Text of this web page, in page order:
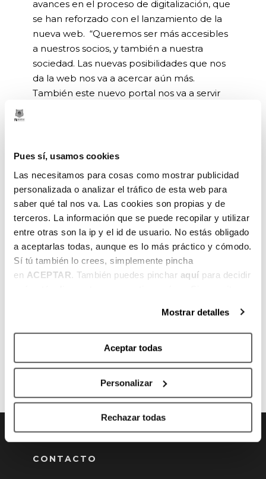
Pues sí, usamos cookies
Las necesitamos para cosas como mostrar publicidad
personalizada o analizar el tráfico de esta web para
saber qué tal nos va. Las cookies son propias y de
terceros. La información que se puede recopilar y utilizar
entre otras son la ip y el id de usuario. No estás obligado
a aceptarlas todas, aunque es lo más práctico y cómodo.
Sí tú también lo crees, simplemente pincha
en ACEPTAR . También puedes pinchar aquí para decidir
Mostrar detalles
Aceptar todas
Personalizar
Rechazar todas
avances en el proceso de digitalización, que
se han reforzado con el lanzamiento de la
nueva web. “Queremos ser más accesibles
a nuestros socios, y también a nuestra
sociedad. Las nuevas posibilidades que nos
da la web nos va a acercar aún más.
También este nuevo portal nos va a servir
también estará muy presente”.
El encuentro contó con la presencia de
representantes de Surne, Sidenor, IMQ,
Euskaltax, Aixeder, Bilbao Centro, Agaleus,
Banco Mediolanum, Ubico Sports, Dinof,
Media Attack, Lavazza, Ediciones Deusto,
Flores de queso, Radio Popular, El Correo o
ANTERIOR SIGUIENTE
CONTACTO